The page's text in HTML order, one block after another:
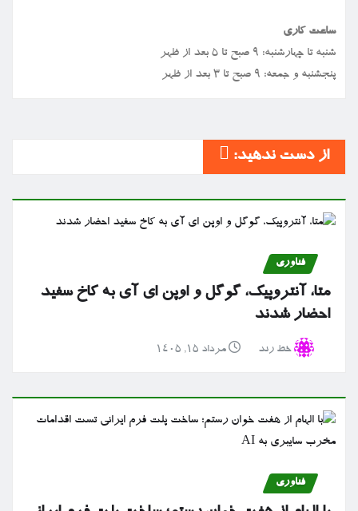
ساعت کاری
شنبه تا چهارشنبه: ۹ صبح تا ۵ بعد از ظهر
پنجشنبه و جمعه: ۹ صبح تا ۳ بعد از ظهر
از دست ندهید:
فناوری
متا، آنتروپیک، گوگل و اوپن ای آی به کاخ سفید
احضار شدند
خط رند مرداد ۱۵, ۱۴۰۵
فناوری